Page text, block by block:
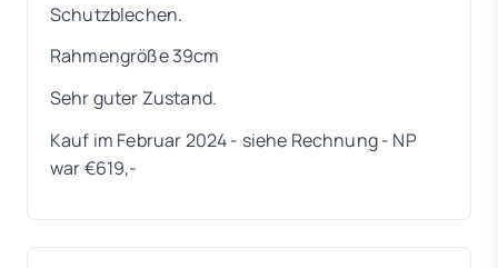
Schutzblechen.
Rahmengröße 39cm
Sehr guter Zustand.
Kauf im Februar 2024 - siehe Rechnung - NP
war €619,-